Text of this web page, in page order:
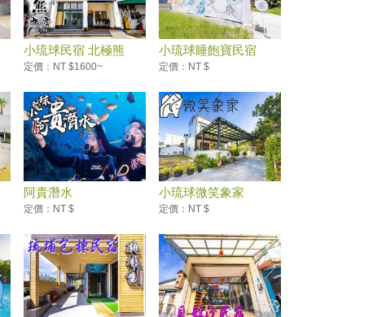
小琉球民宿 北極熊
旅...
定價：NT $1600~
小琉球睡飽寶民宿
定價：NT $
阿貴潛水
定價：NT $
小琉球微笑象家
定價：NT $